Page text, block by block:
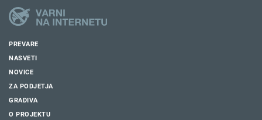
PREVARE
NASVETI
NOVICE
ZA PODJETJA
GRADIVA
O PROJEKTU